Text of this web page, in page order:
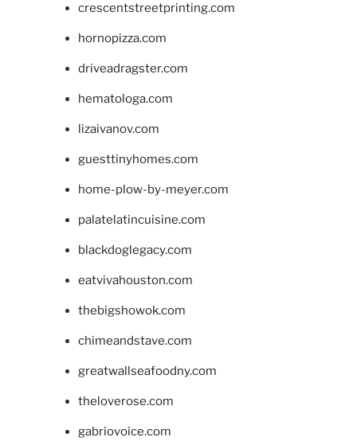
crescentstreetprinting.com
hornopizza.com
driveadragster.com
hematologa.com
lizaivanov.com
guesttinyhomes.com
home-plow-by-meyer.com
palatelatincuisine.com
blackdoglegacy.com
eatvivahouston.com
thebigshowok.com
chimeandstave.com
greatwallseafoodny.com
theloverose.com
gabriovoice.com